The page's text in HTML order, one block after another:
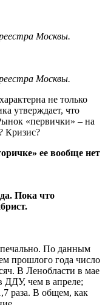
Москвы.
Москвы.
не только
утверждает, что
«первички» – на
Кризис?
ее вообще нет
Пока что
По данным
прошлого года число
В Ленобласти в мае
ДДУ, чем в апреле;
раза. В общем, как